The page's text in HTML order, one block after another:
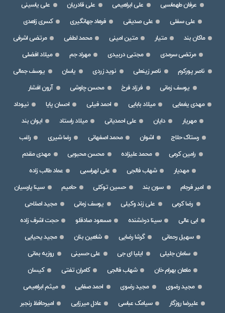
عرفان طهماسبی علی ابراهیمی علی قادریان
علی یاسینی
علی سفلی
علی صدیقی فرهاد جهانگیری
کسری زاهدی
ماکان بند
متیار متین امینی محمد لطفی
مرتضی اشرفی
مرتضی سرمدی
مجتبی دربیدی مهراد جم
میلاد افضلی
ناصر پورکرم
ناصر زینعلی نوید زردی یاسان
یوسف جمالی
یوسف زمانی
فرزاد فرخ محسن چاوشی
آرون افشار
مهدی یغمایی
میلاد بابایی احمد فیلی احسان پایا
نیوداد
مهریار
دایان علی احمدیانی میلاد راستاد
ایوان بند
رستاک حلاج
اشوان محمد اصفهانی رضا شیری
راغب
رامین کرمی
محمد علیزاده محسن محبوبی
مهدی مقدم
مهدیار
شهاب فالجی علی لهراسبی
عماد طالب زاده
امیر فرجام
سون بند حسین توکلی حامیم
سینا پارسیان
رضا کرمی
علی زند وکیلی یوسف زمانی
مجید اصلاحی
ابی عالی
سینا درخشنده مسعود صادقلو
حجت اشرف زاده
سهیل رحمانی
گرشا رضایی شاهین بنان
مجید یحیایی
سامان جلیلی
ایلیا ای جی علی حسینی
روزبه بمانی
ماهان بهرام خان
شهاب فالجی کامران تفتی
کیسان
مجید رضوی
مجید رضوی احمد صفایی
میثم ابراهیمی
علیرضا روزگار
سیامک عباسی عادل میرزایی
امیرحافظ رنجبر